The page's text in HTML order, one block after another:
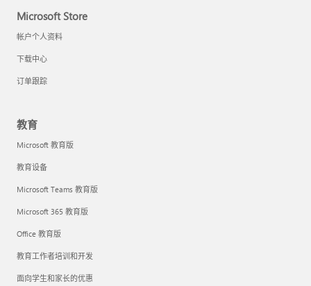
Microsoft Store
帐户个人资料
下载中心
订单跟踪
教育
Microsoft 教育版
教育设备
Microsoft Teams 教育版
Microsoft 365 教育版
Office 教育版
教育工作者培训和开发
面向学生和家长的优惠